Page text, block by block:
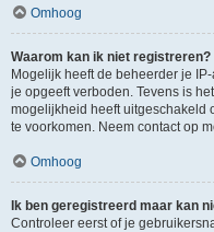
Omhoog
Waarom kan ik niet registreren?
Mogelijk heeft de beheerder je
je opgeeft verboden. Tevens is
mogelijkheid heeft uitgeschakeld
te voorkomen. Neem contact op
Omhoog
Ik ben geregistreerd maar kan
Controleer eerst of je